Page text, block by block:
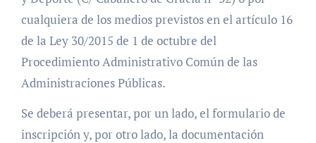
cualquiera de los medios previstos en el artículo 16
de la Ley 30/2015 de 1 de octubre del
Procedimiento Administrativo Común de las
Administraciones Públicas.
Se deberá presentar, por un lado, el formulario de
inscripción y, por otro lado, la documentación